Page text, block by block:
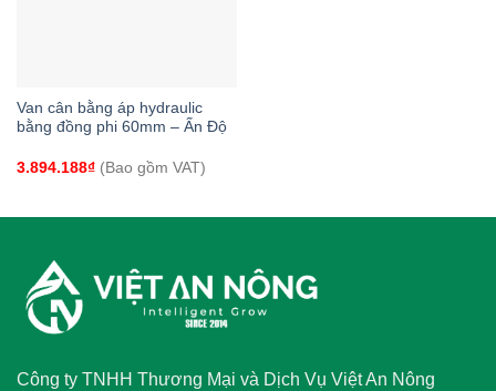
Van cân bằng áp hydraulic
bằng đồng phi 60mm – Ấn Độ
3.894.188₫(Bao gồm VAT)
Công ty TNHH Thương Mại và Dịch Vụ Việt An Nông